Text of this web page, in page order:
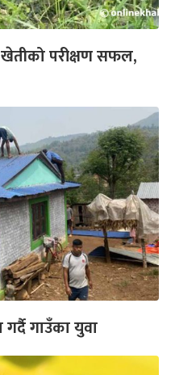
परीक्षण सफल,
गाउँका युवा